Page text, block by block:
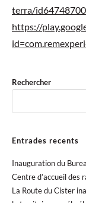
terra/
https://
Rechercher
Entrades recents
Inauguration du
Centre d’accueil des
La Route du Cister